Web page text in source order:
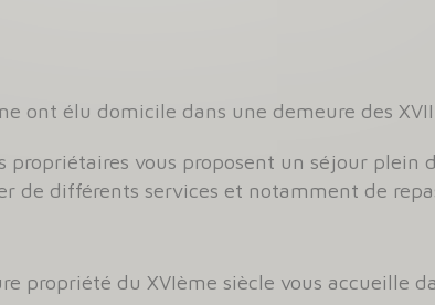
ont élu domicile dans une demeure des
propriétaires vous proposent un séjour plein
de différents services et notamment de
propriété du XVIème siècle vous accueille